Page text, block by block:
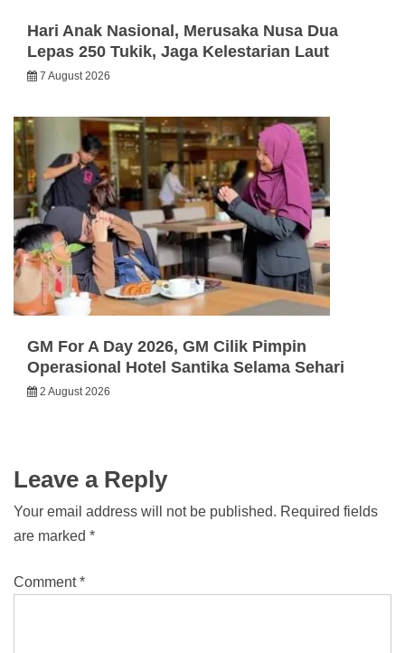
Hari Anak Nasional, Merusaka Nusa Dua
Lepas 250 Tukik, Jaga Kelestarian Laut
7 August 2026
GM For A Day 2026, GM Cilik Pimpin
Operasional Hotel Santika Selama Sehari
2 August 2026
Leave a Reply
Your email address will not be published. Required fields
are marked *
Comment*